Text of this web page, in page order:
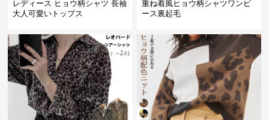
レディース ヒョウ柄シャツ 長袖
大人可愛いトップス
重ね着風ヒョウ柄シャツワンピ
ース裏起毛